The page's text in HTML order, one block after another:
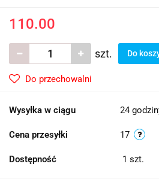
110.00
szt. Do
Do przechowalni
Wysyłka w ciągu 24
Cena przesyłki 17
Dostępność 1 szt.